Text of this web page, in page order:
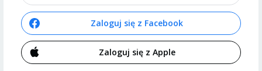
Zaloguj się z Facebook
Zaloguj się z Apple